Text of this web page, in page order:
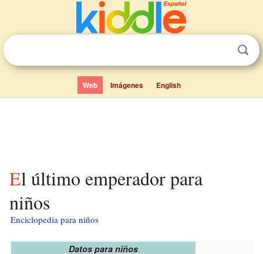
Web Imágenes English
El último emperador para
niños
Enciclopedia para niños
Datos para niños